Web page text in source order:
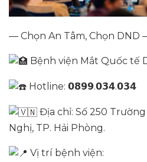
— Chọn An Tâm, Chọn DND
Bệnh viện Mắt Quốc tế
Hotline: 𝟬𝟴𝟵𝟵.𝟬𝟯𝟰.𝟬𝟯𝟰
Địa chỉ: Số 250
Nghị, TP. Hải Phòng.
Vị trí bệnh viện: